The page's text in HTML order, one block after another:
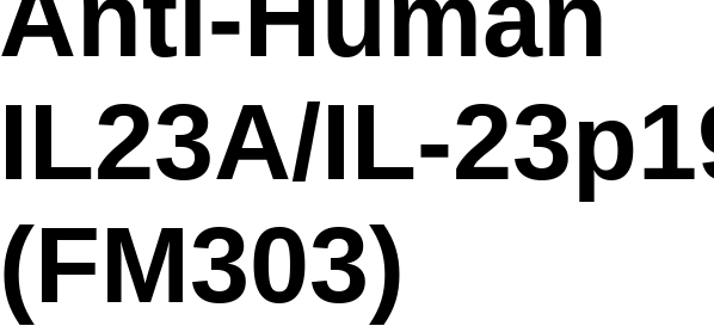
IL23A/IL-
(FM303)